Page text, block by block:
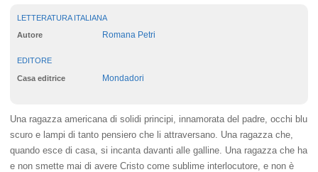
LETTERATURA ITALIANA
Autore Romana Petri
EDITORE
Casa editrice Mondadori
Una ragazza americana di solidi principi, innamorata del padre, occhi blu
scuro e lampi di tanto pensiero che li attraversano. Una ragazza che,
quando esce di casa, si incanta davanti alle galline. Una ragazza che ha
e non smette mai di avere Cristo come sublime interlocutore, e non è